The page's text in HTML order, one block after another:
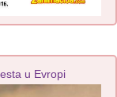
u Evropi